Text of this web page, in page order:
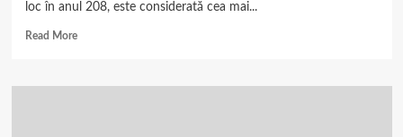
loc în anul 208, este considerată cea mai...
Read MoreRead
Bătălia